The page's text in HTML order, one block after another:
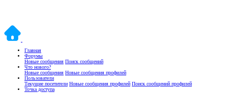
Главная
Форумы
Новые сообщения Поиск сообщений
Что нового?
Новые сообщения Новые сообщения профилей
Пользователи
Текущие посетители Новые сообщения профилей Поиск сообщений профилей
Точка доступа